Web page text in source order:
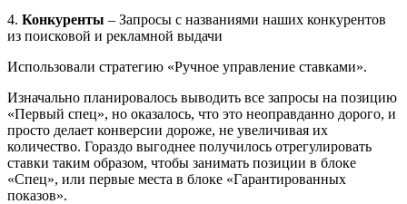
4. Конкуренты – Запросы с названиями наших конкурентов
из поисковой и рекламной выдачи
Использовали стратегию «Ручное управление ставками».
Изначально планировалось выводить все запросы на позицию
«Первый спец», но оказалось, что это неоправданно дорого, и
просто делает конверсии дороже, не увеличивая их
количество. Гораздо выгоднее получилось отрегулировать
ставки таким образом, чтобы занимать позиции в блоке
«Спец», или первые места в блоке «Гарантированных
показов».